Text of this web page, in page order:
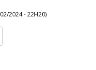
2024 - 22H20)